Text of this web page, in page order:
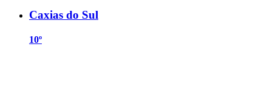
Caxias do Sul
10º